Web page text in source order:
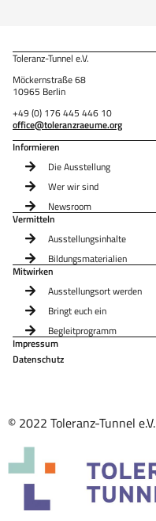
Toleranz-Tunnel e.V.
Möckernstraße 68
10965 Berlin
+49 (0) 176 445 446 10
office@toleranzraeume.org
Informieren
Die Ausstellung
Wer wir sind
Newsroom
Vermitteln
Ausstellungsinhalte
Bildungsmaterialien
Mitwirken
Ausstellungsort werden
Bringt euch ein
Begleitprogramm
Impressum
Datenschutz
© 2022 Toleranz-Tunnel e.V.